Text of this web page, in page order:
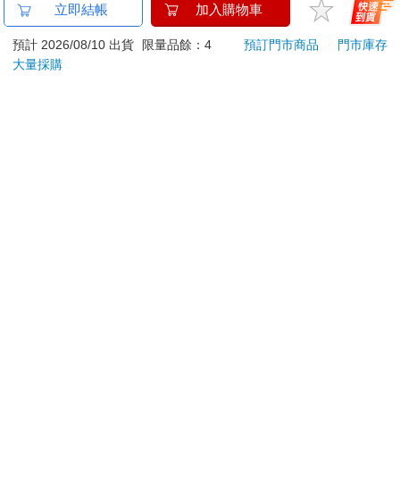
金石堂及銀行均不會請您操作ATM! 如接獲電話要求您前往
ATM提款機，請不要聽從指示，以免受騙上當！
退換貨須知：
立即結帳 加入購物車
預計 2026/08/10 出貨 限量品餘：4 預訂門市商品
門市庫存
大量採購